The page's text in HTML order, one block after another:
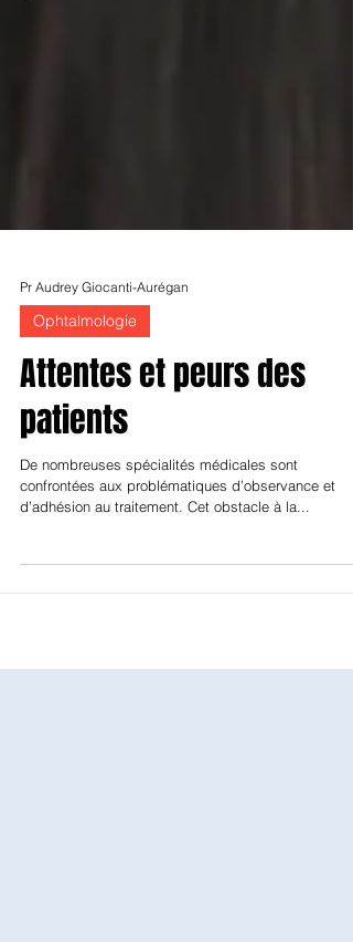
Ophtalmologie
Attentes et peurs des
patients
d’adhésion au traitement. Cet obstacle à la...